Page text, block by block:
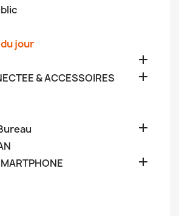
jour

& ACCESSOIRES 

